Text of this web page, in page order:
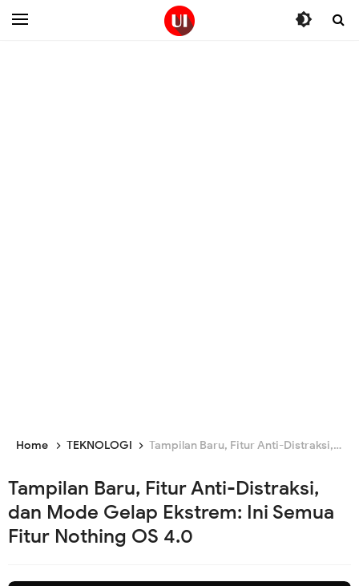
Home TEKNOLOGI Tampilan Baru, Fitur Anti-Distraksi, dan Mode Gelap Ekstrem: Ini Semua Fitur Nothing OS 4.0
Tampilan Baru, Fitur Anti-Distraksi,
dan Mode Gelap Ekstrem: Ini Semua
Fitur Nothing OS 4.0